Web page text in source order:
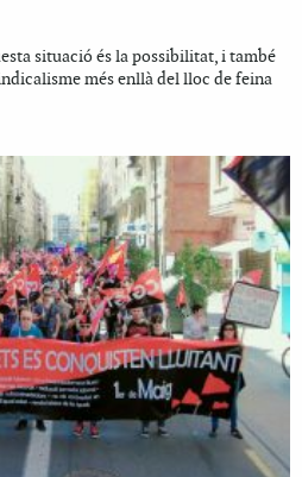
situació és la possibilitat, i també
més enllà del lloc de feina